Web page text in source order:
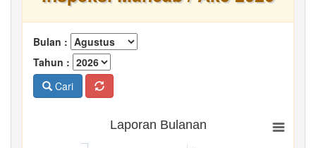
Bulan :
Tahun :
Cari
Laporan Bulanan